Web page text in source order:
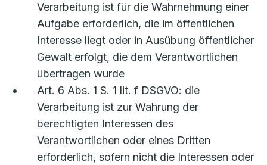
Verarbeitung ist für die Wahrnehmung einer
Aufgabe erforderlich, die im öffentlichen
Interesse liegt oder in Ausübung öffentlicher
Gewalt erfolgt, die dem Verantwortlichen
übertragen wurde
Art. 6 Abs. 1 S. 1 lit. f DSGVO: die
Verarbeitung ist zur Wahrung der
berechtigten Interessen des
Verantwortlichen oder eines Dritten
erforderlich, sofern nicht die Interessen oder